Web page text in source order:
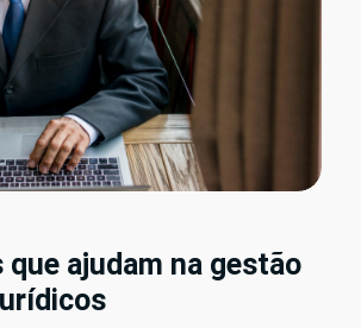
ajudam na gestão